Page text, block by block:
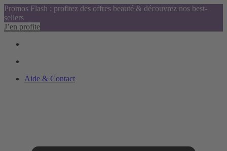
Promos Flash : profitez des offres beauté & découvrez nos best-
sellers
J’en profite
Aide & Contact